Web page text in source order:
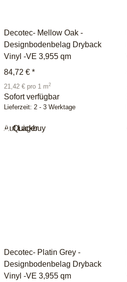
Decotec- Mellow Oak -
Designbodenbelag Dryback
Vinyl -VE 3,955 qm
84,72 € *
21,42 € pro 1 m2
Sofort verfügbar
Lieferzeit: 2 - 3 Werktage
Quickbuy
Auf Lager
Decotec- Platin Grey -
Designbodenbelag Dryback
Vinyl -VE 3,955 qm